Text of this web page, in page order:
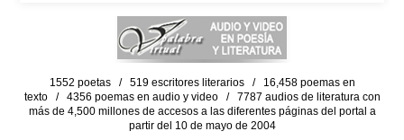
1552 poetas / 519 escritores literarios / 16,458 poemas en
texto / 4356 poemas en audio y video / 7787 audios de literatura con
más de 4,500 millones de accesos a las diferentes páginas del portal a
partir del 10 de mayo de 2004